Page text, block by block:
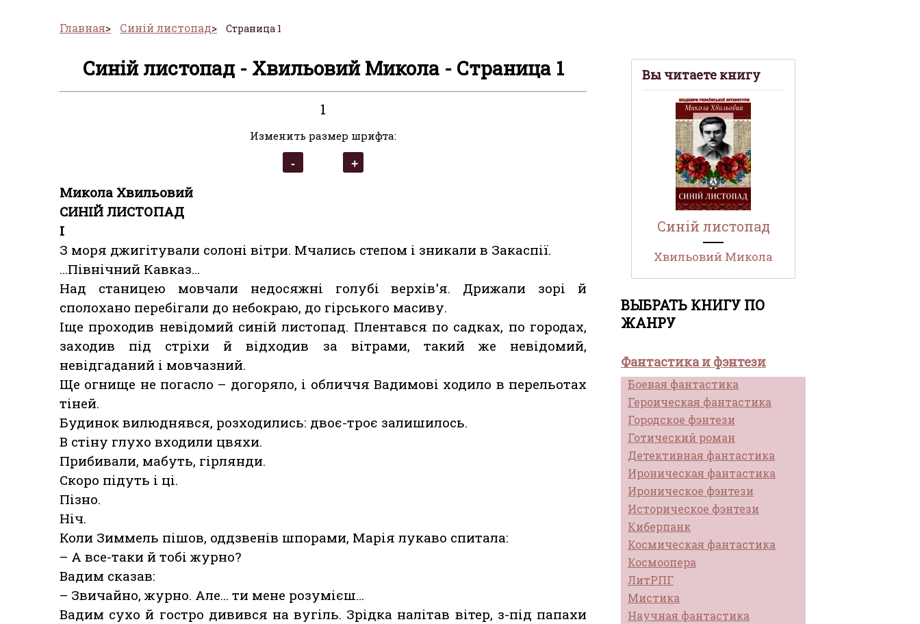
Главная Синій листопад Страница 1
Вы читаете книгу
Синій листопад
Хвильовий Микола
ВЫБРАТЬ КНИГУ ПО
ЖАНРУ
Фантастика и фэнтези
Боевая фантастика
Героическая фантастика
Городское фэнтези
Готический роман
Детективная фантастика
Ироническая фантастика
Ироническое фэнтези
Историческое фэнтези
Киберпанк
Космическая фантастика
Космоопера
ЛитРПГ
Мистика
Научная фантастика
Синій листопад - Хвильовий Микола - Страница 1
1
Изменить размер шрифта:
Микола Хвильовий
СИНІЙ ЛИСТОПАД
І
З моря джигітували солоні вітри. Мчались степом і зникали в Закаспії.
…Північний Кавказ…
Над станицею мовчали недосяжні голубі верхів'я. Дрижали зорі й
сполохано перебігали до небокраю, до гірського масиву.
Іще проходив невідомий синій листопад. Плентався по садках, по городах,
заходив під стріхи й відходив за вітрами, такий же невідомий,
невідгаданий і мовчазний.
Ще огнище не погасло – догоряло, і обличчя Вадимові ходило в перельотах
тіней.
Будинок вилюднявся, розходились: двоє-троє залишилось.
В стіну глухо входили цвяхи.
Прибивали, мабуть, гірлянди.
Скоро підуть і ці.
Пізно.
Ніч.
Коли Зиммель пішов, оддзвенів шпорами, Марія лукаво спитала:
– А все-таки й тобі журно?
Вадим сказав:
– Звичайно, журно. Але… ти мене розумієш…
Вадим сухо й гостро дивився на вугіль. Зрідка налітав вітер, з-під папахи